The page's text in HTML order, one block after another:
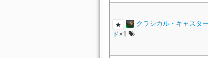
クラシカル・キャスタ
ド×1